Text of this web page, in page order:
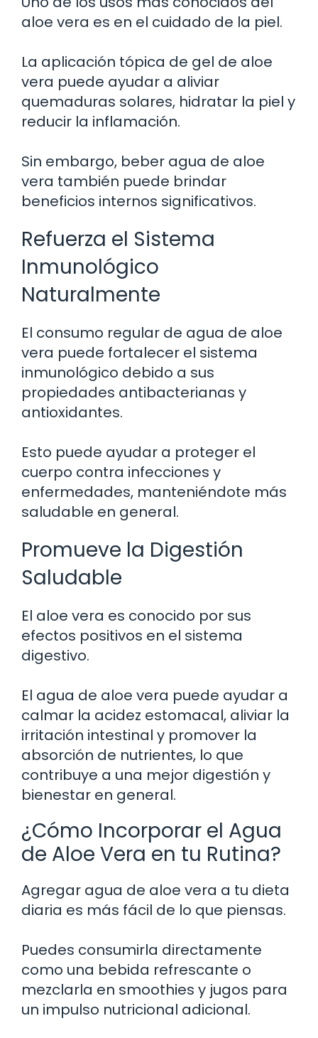
aloe vera es en el cuidado de la piel.
La aplicación tópica de gel de aloe
vera puede ayudar a aliviar
quemaduras solares, hidratar la piel y
reducir la inflamación.
Sin embargo, beber agua de aloe
vera también puede brindar
beneficios internos significativos.
Refuerza el Sistema
Inmunológico
Naturalmente
El consumo regular de agua de aloe
vera puede fortalecer el sistema
inmunológico debido a sus
propiedades antibacterianas y
antioxidantes.
Esto puede ayudar a proteger el
cuerpo contra infecciones y
enfermedades, manteniéndote más
saludable en general.
Promueve la Digestión
Saludable
El aloe vera es conocido por sus
efectos positivos en el sistema
digestivo.
El agua de aloe vera puede ayudar a
calmar la acidez estomacal, aliviar la
irritación intestinal y promover la
absorción de nutrientes, lo que
contribuye a una mejor digestión y
bienestar en general.
¿Cómo Incorporar el Agua
de Aloe Vera en tu Rutina?
Agregar agua de aloe vera a tu dieta
diaria es más fácil de lo que piensas.
Puedes consumirla directamente
como una bebida refrescante o
mezclarla en smoothies y jugos para
un impulso nutricional adicional.